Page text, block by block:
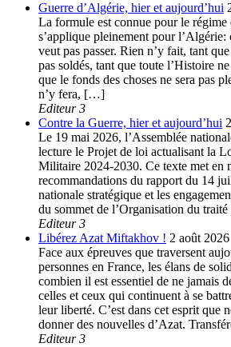
Guerre d’Algérie, hier et aujourd’hui
La formule est connue pour le
s’applique pleinement pour l’Algérie:
veut pas passer. Rien n’y fait, tant
pas soldés, tant que toute l’Histoire
que le fonds des choses ne sera pas
n’y fera, […]
Editeur 3
Contre la Guerre, hier et aujourd’hui
Le 19 mai 2026, l’Assemblée
lecture le Projet de loi actualisant la
Militaire 2024-2030. Ce texte met en
recommandations du rapport du 14
nationale stratégique et les
du sommet de l’Organisation du
Editeur 3
Libérez Azat Miftakhov ! 2 août 2026
Face aux épreuves que traversent
personnes en France, les élans de
combien il est essentiel de ne jamais
celles et ceux qui continuent à se
leur liberté. C’est dans cet esprit que
donner des nouvelles d’Azat.
Editeur 3